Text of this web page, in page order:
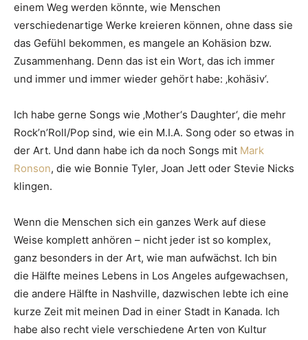
einem Weg werden könnte, wie Menschen
verschiedenartige Werke kreieren können, ohne dass sie
das Gefühl bekommen, es mangele an Kohäsion bzw.
Zusammenhang. Denn das ist ein Wort, das ich immer
und immer und immer wieder gehört habe: ‚kohäsiv‘.
Ich habe gerne Songs wie ‚Mother‘s Daughter‘, die mehr
Rock’n’Roll/Pop sind, wie ein M.I.A. Song oder so etwas in
der Art. Und dann habe ich da noch Songs mit Mark
Ronson, die wie Bonnie Tyler, Joan Jett oder Stevie Nicks
klingen.
Wenn die Menschen sich ein ganzes Werk auf diese
Weise komplett anhören – nicht jeder ist so komplex,
ganz besonders in der Art, wie man aufwächst. Ich bin
die Hälfte meines Lebens in Los Angeles aufgewachsen,
die andere Hälfte in Nashville, dazwischen lebte ich eine
kurze Zeit mit meinen Dad in einer Stadt in Kanada. Ich
habe also recht viele verschiedene Arten von Kultur